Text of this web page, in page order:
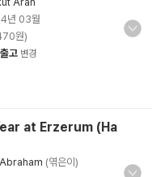
년 03월
원)
고 변경
at Erzerum (Ha
(엮은이)